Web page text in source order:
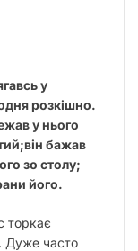
у
розкішно.
у нього
бажав
зо столу;
його.
торкає
Дуже часто